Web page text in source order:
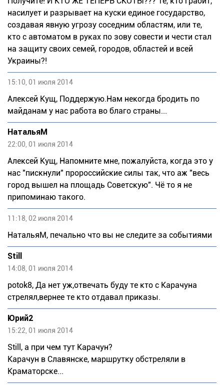
насилует и разрывает на куски единое государство,
создавая явную угрозу соседним областям, или те,
кто с автоматом в руках по зову совести и чести стал
на защиту своих семей, городов, областей и всей
Украины?!
15:10, 01 июля 2014
Алексей Кущ, Поддержую.Нам некогда бродить по
майданам у нас работа во благо страны...
НатальяМ
22:00, 01 июля 2014
Алексей Кущ, Напомните мне, пожалуйста, когда это у
нас "пискнули" пророссийские силы так, что аж "весь
город вышел на площадь Советскую". Чё то я не
припоминаю такого.
11:18, 02 июля 2014
НатальяМ, печально что вы не следите за событиями
Still
14:08, 01 июля 2014
potok8, Да нет уж,отвечать буду те кто с Карачуна
стрелял,вернее те кто отдавал приказы.
Юрий2
15:22, 01 июля 2014
Still, а при чем тут Карачун?
Карачун в Славянске, маршрутку обстреляли в
Краматорске...